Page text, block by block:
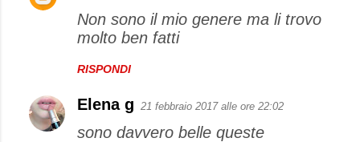
Non sono il mio genere ma li trovo
molto ben fatti
RISPONDI
Elena g 21 febbraio 2017 alle ore 22:02
sono davvero belle queste